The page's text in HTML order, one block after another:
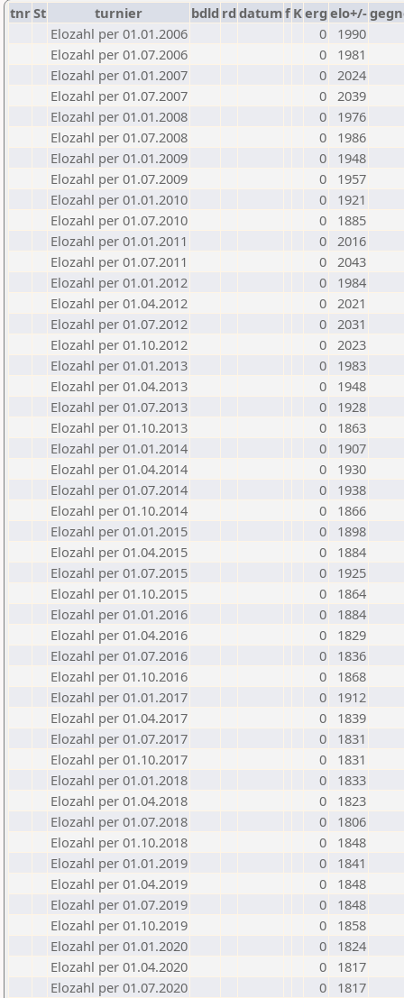
tnrSt turnier bdld rd datumf Kerg elo+/-
Elozahl per 01.01.2006
0
1990
Elozahl per 01.07.2006
0
1981
Elozahl per 01.01.2007
0 2024
Elozahl per 01.07.2007
0 2039
Elozahl per 01.01.2008
0
1976
Elozahl per 01.07.2008
0
1986
Elozahl per 01.01.2009
0
1948
Elozahl per 01.07.2009
0
1957
Elozahl per 01.01.2010
0
1921
Elozahl per 01.07.2010
0
1885
Elozahl per 01.01.2011
0 2016
Elozahl per 01.07.2011
0 2043
Elozahl per 01.01.2012
0
1984
Elozahl per 01.04.2012
0 2021
Elozahl per 01.07.2012
0 2031
Elozahl per 01.10.2012
0 2023
Elozahl per 01.01.2013
0
1983
Elozahl per 01.04.2013
0
1948
Elozahl per 01.07.2013
0
1928
Elozahl per 01.10.2013
0
1863
Elozahl per 01.01.2014
0
1907
Elozahl per 01.04.2014
0
1930
Elozahl per 01.07.2014
0
1938
Elozahl per 01.10.2014
0
1866
Elozahl per 01.01.2015
0
1898
Elozahl per 01.04.2015
0
1884
Elozahl per 01.07.2015
0
1925
Elozahl per 01.10.2015
0
1864
Elozahl per 01.01.2016
0
1884
Elozahl per 01.04.2016
0
1829
Elozahl per 01.07.2016
0
1836
Elozahl per 01.10.2016
0
1868
Elozahl per 01.01.2017
0
1912
Elozahl per 01.04.2017
0
1839
Elozahl per 01.07.2017
0
1831
Elozahl per 01.10.2017
0
1831
Elozahl per 01.01.2018
0
1833
Elozahl per 01.04.2018
0
1823
Elozahl per 01.07.2018
0
1806
Elozahl per 01.10.2018
0
1848
Elozahl per 01.01.2019
0
1841
Elozahl per 01.04.2019
0
1848
Elozahl per 01.07.2019
0
1848
Elozahl per 01.10.2019
0
1858
Elozahl per 01.01.2020
0
1824
Elozahl per 01.04.2020
0
1817
Elozahl per 01.07.2020
0
1817